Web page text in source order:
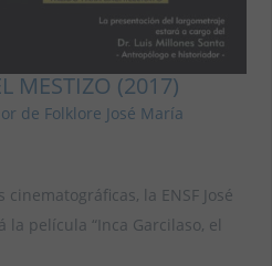
MESTIZO (2017)
de Folklore José María
la ENSF José
película “Inca Garcilaso, el